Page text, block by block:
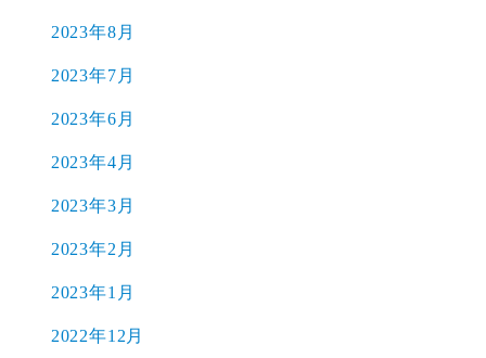
2023年8月
2023年7月
2023年6月
2023年4月
2023年3月
2023年2月
2023年1月
2022年12月